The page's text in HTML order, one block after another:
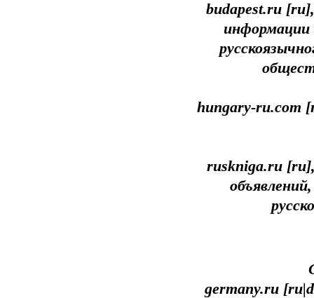
budapest.ru
информации
hungary-ru.com
ruskniga.ru
germany.ru